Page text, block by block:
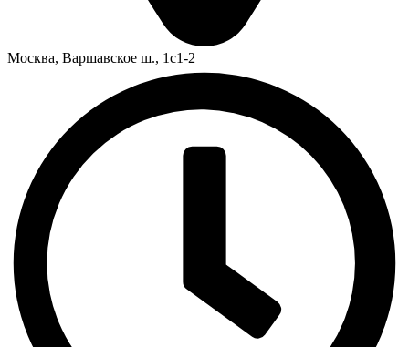
Москва, Варшавское ш., 1с1-2